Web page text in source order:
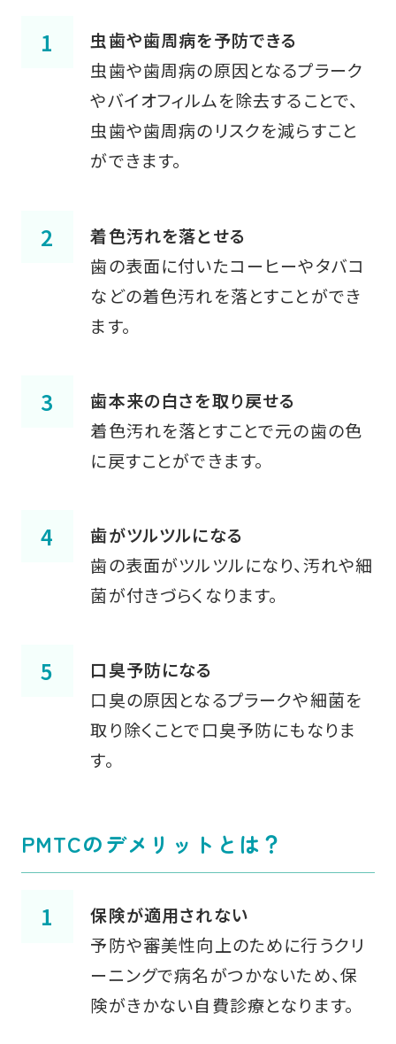
虫歯や歯周病を予防できる
虫歯や歯周病の原因となるプラーク
やバイオフィルムを除去することで、
虫歯や歯周病のリスクを減らすこと
ができます。
着色汚れを落とせる
歯の表面に付いたコーヒーやタバコ
などの着色汚れを落とすことができ
ます。
歯本来の白さを取り戻せる
着色汚れを落とすことで元の歯の色
に戻すことができます。
歯がツルツルになる
歯の表面がツルツルになり、汚れや細
菌が付きづらくなります。
口臭予防になる
口臭の原因となるプラークや細菌を
取り除くことで口臭予防にもなりま
す。
PMTCのデメリットとは？
保険が適用されない
予防や審美性向上のために行うクリ
ーニングで病名がつかないため、保
険がきかない自費診療となります。